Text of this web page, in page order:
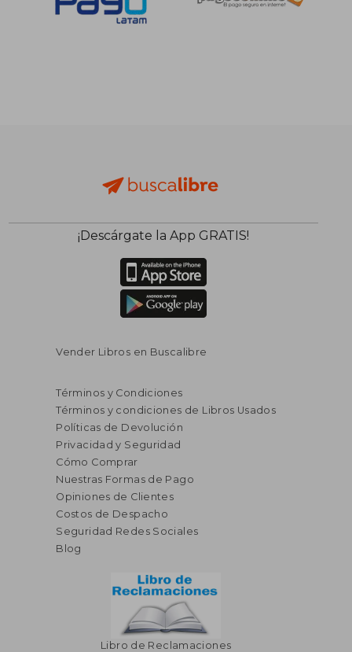
50%
dcto.
S/ 295,46
S/ 147,73
¡Descárgate la App GRATIS!
Vender Libros en Buscalibre
Términos y Condiciones
Términos y condiciones de Libros Usados
Políticas de Devolución
Privacidad y Seguridad
Cómo Comprar
Nuestras Formas de Pago
Opiniones de Clientes
Costos de Despacho
Seguridad Redes Sociales
Blog
Libro de Reclamaciones